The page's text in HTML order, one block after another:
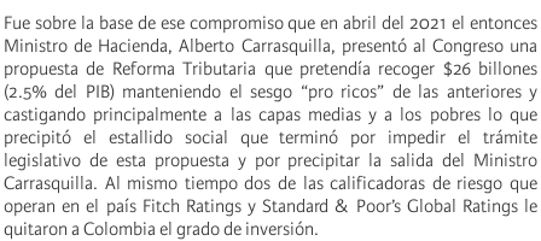
Fue sobre la base de ese compromiso que en abril del 2021 el entonces
Ministro de Hacienda, Alberto Carrasquilla, presentó al Congreso una
propuesta de Reforma Tributaria que pretendía recoger $26 billones
(2.5% del PIB) manteniendo el sesgo “pro ricos” de las anteriores y
castigando principalmente a las capas medias y a los pobres lo que
precipitó el estallido social que terminó por impedir el trámite
legislativo de esta propuesta y por precipitar la salida del Ministro
Carrasquilla. Al mismo tiempo dos de las calificadoras de riesgo que
operan en el país Fitch Ratings y Standard & Poor’s Global Ratings le
quitaron a Colombia el grado de inversión.